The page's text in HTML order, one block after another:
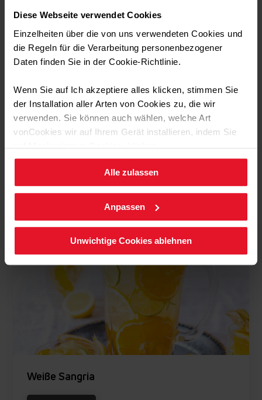
Diese Webseite verwendet Cookies
Einzelheiten über die von uns verwendeten Cookies und
die Regeln für die Verarbeitung personenbezogener
Daten finden Sie in der Cookie-Richtlinie.
Wenn Sie auf Ich akzeptiere alles klicken, stimmen Sie
der Installation aller Arten von Cookies zu, die wir
verwenden. Sie können auch wählen, welche Art
vonCookies wir auf Ihrem Gerät installieren, indem Sie
auf Mechanismus Cookies. klicken.
Sie können Ihre Cookie-Einstellungen jederzeit ändern,
indem Sie die Cookie-Richtlinie .aufrufen.
Alle zulassen
Anpassen
Unwichtige Cookies ablehnen
verteilen.
Dann die mittlere Masse vorsichtig darauf gießen und zum
Schluss die helle Masse einfüllen.
Entdecken Sie unsere anderen
Rezepte
Weiße Sangria